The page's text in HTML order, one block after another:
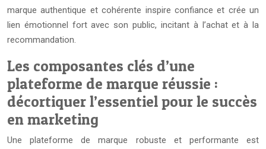
marque authentique et cohérente inspire confiance et crée un
lien émotionnel fort avec son public, incitant à l’achat et à la
recommandation.
Les composantes clés d’une
plateforme de marque réussie :
décortiquer l’essentiel pour le succès
en marketing
Une plateforme de marque robuste et performante est